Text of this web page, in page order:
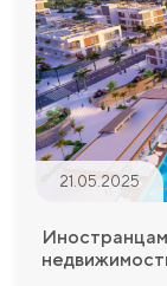
21.05.2025